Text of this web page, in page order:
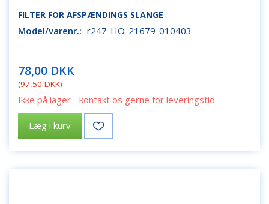
FILTER FOR AFSPÆNDINGS SLANGE
Model/varenr.: r247-HO-21679-010403
78,00 DKK
(97,50 DKK)
Ikke på lager - kontakt os gerne for leveringstid
Læg i kurv